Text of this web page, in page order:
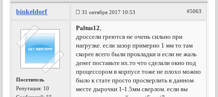
binkeldorf 31 октября 2017 10:53 #5063
Посетитель
Репутация: 10
Paltus12,
дроссели греются не очень сильно при
нагрузке. если зазор примерно 1 мм то там
скорее всего были прокладки и если не жаль
денег поставьте их.то что сделали окно под
процессором в корпусе тоже не плохо можно
было к стате просто просверлить в данном
месте дырочки 1-1.5мм сверлом. если вы